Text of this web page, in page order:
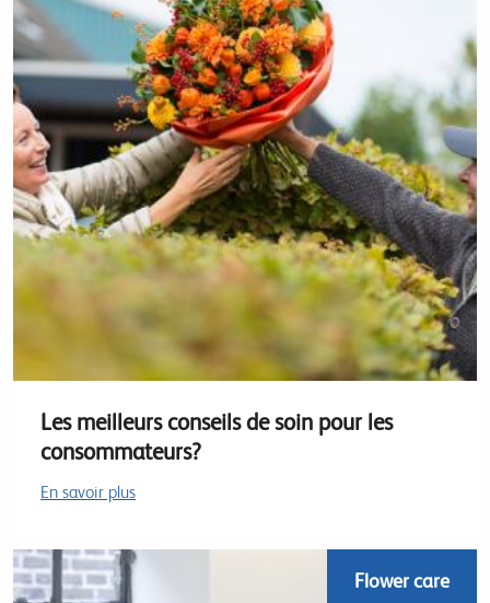
Les meilleurs conseils de soin pour les
consommateurs?
En savoir plus
Flower care